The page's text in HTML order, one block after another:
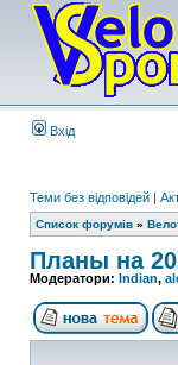
Вхід
Теми без відповідей |
Список форумів »
Планы на
Модератори: Indian,